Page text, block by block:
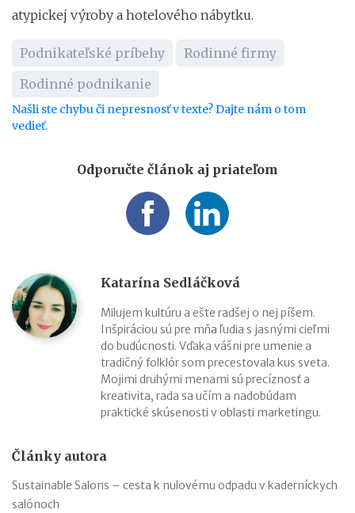
atypickej výroby a hotelového nábytku.
Podnikateľské príbehy
Rodinné firmy
Rodinné podnikanie
Našli ste chybu či nepresnosť v texte? Dajte nám o tom
vedieť.
Odporučte článok aj priateľom
Katarína Sedláčková
Milujem kultúru a ešte radšej o nej píšem.
Inšpiráciou sú pre mňa ľudia s jasnými cieľmi
do budúcnosti. Vďaka vášni pre umenie a
tradičný folklór som precestovala kus sveta.
Mojimi druhými menami sú precíznosť a
kreativita, rada sa učím a nadobúdam
praktické skúsenosti v oblasti marketingu.
Články autora
Sustainable Salons – cesta k nulovému odpadu v kaderníckych
salónoch